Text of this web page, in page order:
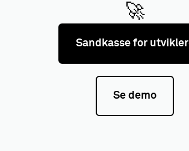
🚀
Sandkasse for
Se demo